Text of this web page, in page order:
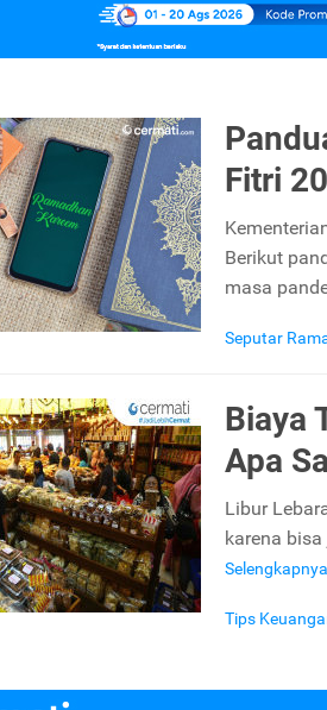
Fitri
Berikut
masa
Seputar
Biaya
Apa
Libur
karena
Tips